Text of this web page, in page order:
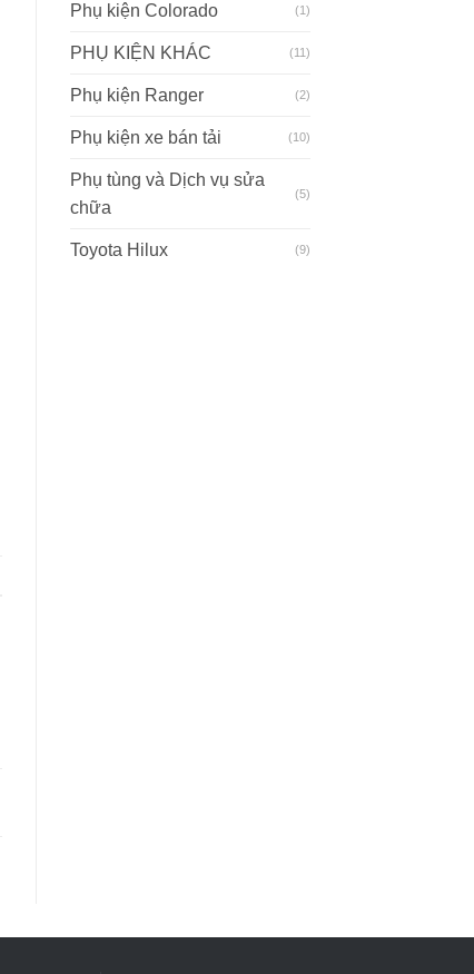
Phụ kiện Colorado (1)
PHỤ KIỆN KHÁC (11)
Phụ kiện Ranger (2)
Phụ kiện xe bán tải (10)
Phụ tùng và Dịch vụ sửa
chữa
(5)
Toyota Hilux (9)